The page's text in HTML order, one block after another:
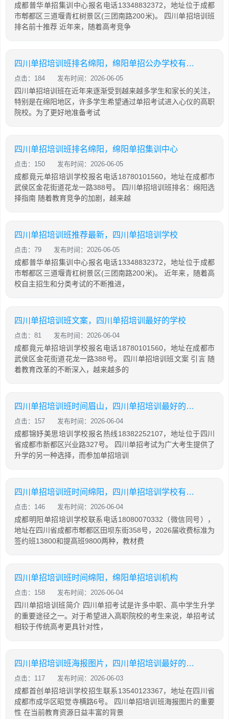
成都普华单招集训中心报名电话13348832372，地址位于成都
市郫都区三道堰青杠树景区(三团南路200米)。 四川单招培训班
排名前十推荐 近年来，随着高考竞争
四川单招培训班排名绵阳，绵阳单招公办学校有哪些
点击：184 发布时间：2026-06-05
四川单招培训班在近年来逐渐受到越来越多学生和家长的关注，
特别是在绵阳地区，许多学生希望通过单招考试进入心仪的高职
院校。为了更好地准备考试
四川单招培训班排名绵阳，绵阳单招集训中心
点击：150 发布时间：2026-06-05
成都竟元单招培训学校报名电话18780101560，地址在成都市
武侯区金花街道花龙一路388号。 四川单招培训班排名：绵阳选
择指南 随着教育竞争的加剧，越来越
四川单招培训班推荐最新，四川单招培训学校
点击：79 发布时间：2026-06-05
成都普华单招集训中心报名电话13348832372，地址位于成都
市郫都区三道堰青杠树景区(三团南路200米)。 近年来，随着高
校自主招生和分类考试的不断推进，
四川单招培训班文案，四川单招培训最好的学校
点击：81 发布时间：2026-06-04
成都竟元单招培训学校报名电话18780101560，地址在成都市
武侯区金花街道花龙一路388号。 四川单招培训班文案 引言 随
着教育改革的不断深入，越来越多的
四川单招培训班时间眉山，四川单招培训最好的学校
点击：157 发布时间：2026-06-04
成都锦妤美思培训学校报名热线18382252107，地址位于四川
省成都市新都区兴业路327号。 四川单招考试为广大考生提供了
升学的另一种选择，而参加单招培训
四川单招培训班时间绵阳，四川单招培训学校有哪些
点击：146 发布时间：2026-06-04
成都明阳单招培训学校联系电话18080070332（微信同号），
地址在四川省成都市郫都区田坝东街358号，2026届收费标准为
签约班13800和提高班9800两种，教材费
四川单招培训班时间绵阳，绵阳单招培训机构
点击：158 发布时间：2026-06-04
四川单招培训班简介 四川单招考试是许多中职、高中学生升学
的重要途径之一。对于希望进入高职院校的考生来说，单招考试
相较于传统高考更具针对性，
四川单招培训班海报图片，四川单招培训最好的学校
点击：117 发布时间：2026-06-03
成都首创单招培训学校招生联系13540123367，地址在四川省
成都市成华区昭觉寺横路6号。 四川单招培训班海报图片的重要
性 在当前教育资源日益丰富的背景